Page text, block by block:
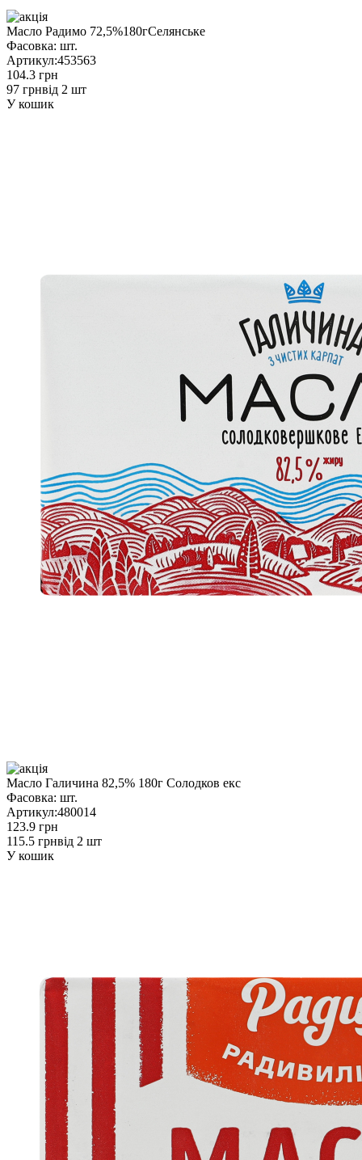
Масло Радимо 72,5%180гСелянське
Фасовка: шт.
Артикул:453563
104.3 грн
97 грнвід 2 шт
У кошик
Масло Галичина 82,5% 180г Солодков екс
Фасовка: шт.
Артикул:480014
123.9 грн
115.5 грнвід 2 шт
У кошик